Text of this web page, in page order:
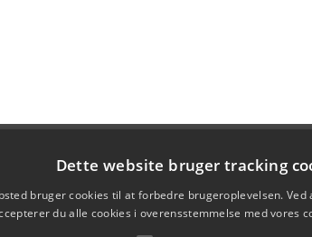
Dette website bruger tracking
bruger cookies til at forbedre brugeroplevelsen. Ved
du alle cookies i overensstemmelse med vores